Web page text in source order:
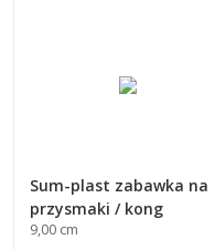
Sum-plast zabawka na
przysmaki / kong
9,00 cm